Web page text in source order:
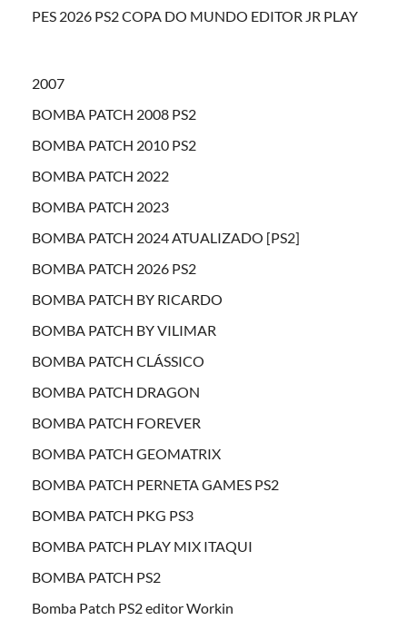
PES 2026 PS2 COPA DO MUNDO EDITOR JR PLAY
2007
BOMBA PATCH 2008 PS2
BOMBA PATCH 2010 PS2
BOMBA PATCH 2022
BOMBA PATCH 2023
BOMBA PATCH 2024 ATUALIZADO [PS2]
BOMBA PATCH 2026 PS2
BOMBA PATCH BY RICARDO
BOMBA PATCH BY VILIMAR
BOMBA PATCH CLÁSSICO
BOMBA PATCH DRAGON
BOMBA PATCH FOREVER
BOMBA PATCH GEOMATRIX
BOMBA PATCH PERNETA GAMES PS2
BOMBA PATCH PKG PS3
BOMBA PATCH PLAY MIX ITAQUI
BOMBA PATCH PS2
Bomba Patch PS2 editor Workin